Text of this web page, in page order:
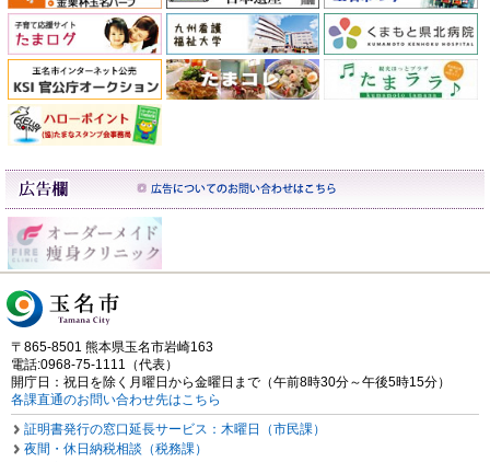
〒865-8501 熊本県玉名市岩崎163
電話:0968-75-1111（代表）
開庁日：祝日を除く月曜日から金曜日まで（午前8時30分～午後5時15分）
各課直通のお問い合わせ先はこちら
証明書発行の窓口延長サービス：木曜日（市民課）
夜間・休日納税相談（税務課）